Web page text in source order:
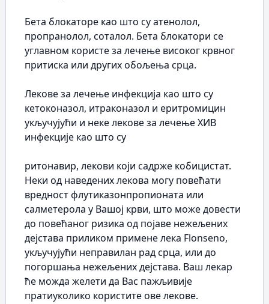
Бета блокаторе као што су атенолол,
пропранолол, соталол. Бета блокатори се
углавном користе за лечење високог крвног
притиска или других обољења срца.
Лекове за лечење инфекција као што су
кетоконазол, итраконазол и еритромицин
укључујући и неке лекове за лечење ХИВ
инфекције као што су
ритонавир, лекови који садрже кобицистат.
Неки од наведених лекова могу повећати
вредност флутиказонпропионата или
салметерола у Вашој крви, што може довести
до повећаног ризика од појаве нежељених
дејстава приликом примене лека Flonseno,
укључујући неправилан рад срца, или до
погоршања нежељених дејстава. Ваш лекар
ће можда желети да Вас пажљивије
пратиуколико користите ове лекове.